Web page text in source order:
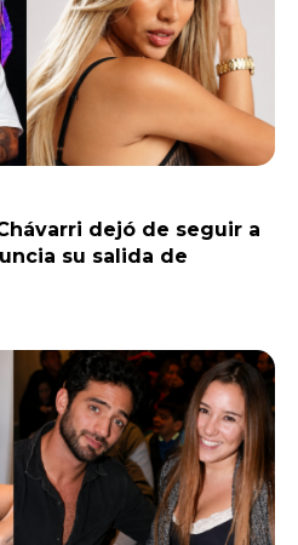
dejó de seguir a
su salida de